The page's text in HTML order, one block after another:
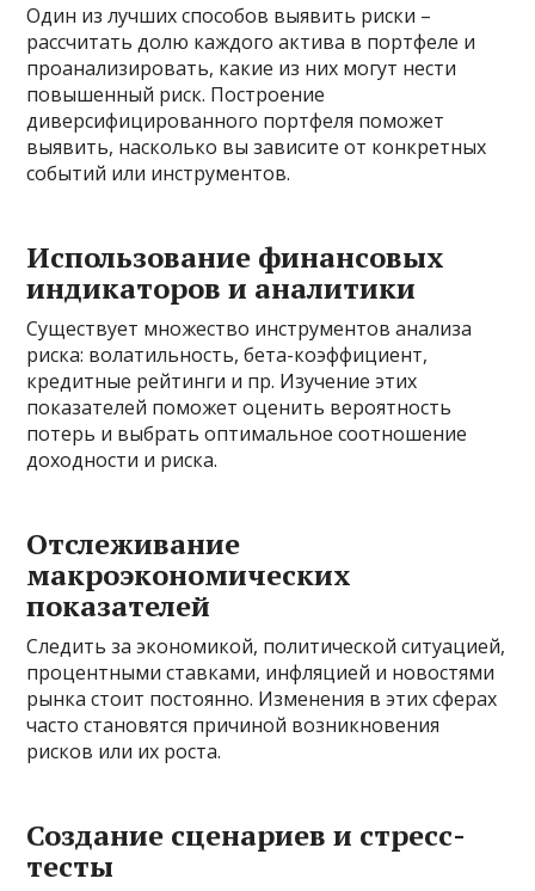
Один из лучших способов выявить риски –
рассчитать долю каждого актива в портфеле и
проанализировать, какие из них могут нести
повышенный риск. Построение
диверсифицированного портфеля поможет
выявить, насколько вы зависите от конкретных
событий или инструментов.
Использование финансовых
индикаторов и аналитики
Существует множество инструментов анализа
риска: волатильность, бета-коэффициент,
кредитные рейтинги и пр. Изучение этих
показателей поможет оценить вероятность
потерь и выбрать оптимальное соотношение
доходности и риска.
Отслеживание
макроэкономических
показателей
Следить за экономикой, политической ситуацией,
процентными ставками, инфляцией и новостями
рынка стоит постоянно. Изменения в этих сферах
часто становятся причиной возникновения
рисков или их роста.
Создание сценариев и стресс-
тесты